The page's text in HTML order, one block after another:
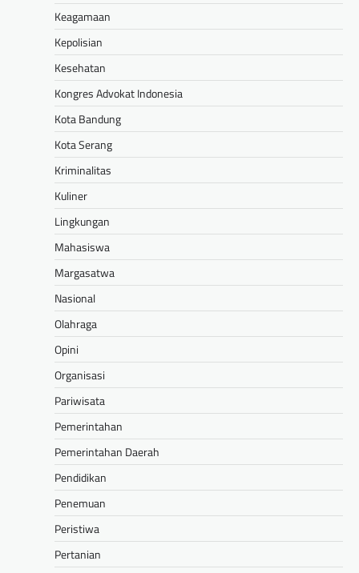
Keagamaan
Kepolisian
Kesehatan
Kongres Advokat Indonesia
Kota Bandung
Kota Serang
Kriminalitas
Kuliner
Lingkungan
Mahasiswa
Margasatwa
Nasional
Olahraga
Opini
Organisasi
Pariwisata
Pemerintahan
Pemerintahan Daerah
Pendidikan
Penemuan
Peristiwa
Pertanian